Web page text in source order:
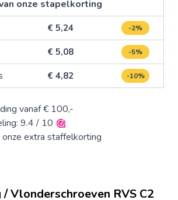
onze stapelkorting
€ 5,24 -2%
€ 5,08 -5%
€ 4,82 -10%
vanaf € 100,-
9.4 / 10
extra staffelkorting
Vlonderschroeven RVS C2